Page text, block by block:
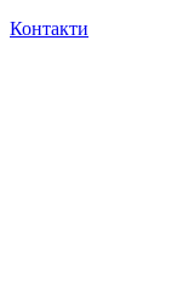
Контакти